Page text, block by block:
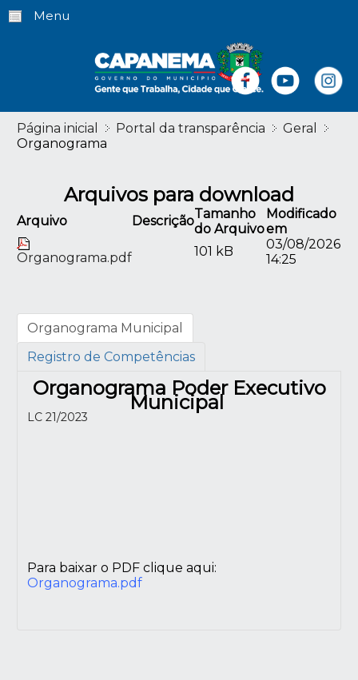
Menu
Página inicial Portal da transparência
Geral
Organograma
Arquivos para download
Arquivo DescriçãoTamanho
do Arquivo
Modificado
em
Organograma.pdf
101 kB
03/08/2026
14:25
Organograma Municipal
Registro de Competências
Organograma Poder Executivo
Municipal
LC 21/2023
Para baixar o PDF clique aqui:
Organograma.pdf